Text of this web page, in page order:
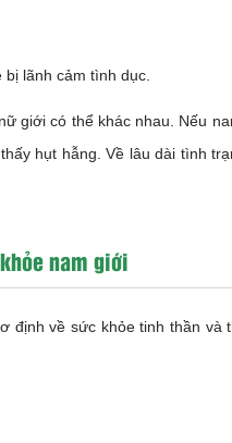
lãnh cảm tình dục.
giới có thể khác nhau. Nếu
hụt hẫng. Về lâu dài tình
nam giới
về sức khỏe tinh thần và